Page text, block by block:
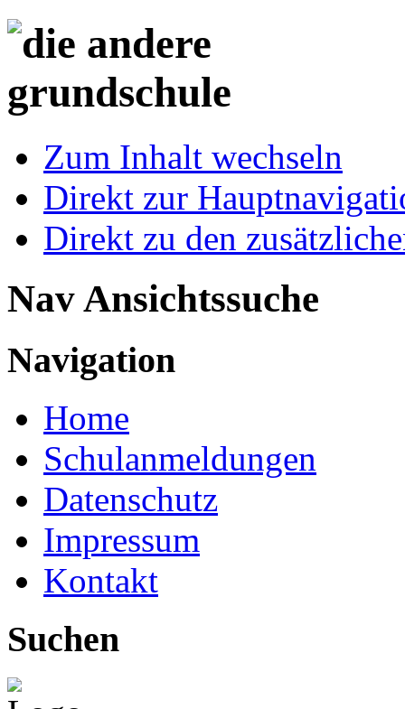
Zum Inhalt wechseln
Direkt zur
Direkt zu den
Nav Ansichtssuche
Navigation
Home
Schulanmeldungen
Datenschutz
Impressum
Kontakt
Suchen